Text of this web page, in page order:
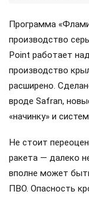
Программа
производство
Point работает
производство
расширено.
вроде Safran,
«начинку» и
Не стоит
ракета — далеко
вполне может
ПВО. Опасность